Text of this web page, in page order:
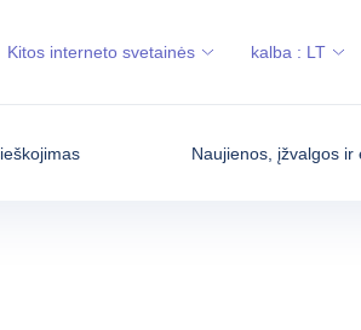
Naujienos, įžvalgos ir
Kitos interneto svetainės kalba : LT